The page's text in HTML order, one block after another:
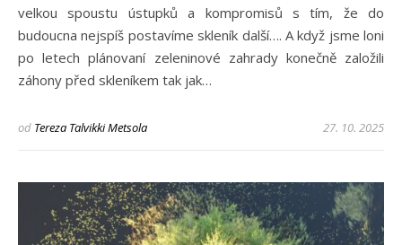
velkou spoustu ústupků a kompromisů s tím, že do
budoucna nejspíš postavíme skleník další…. A když jsme loni
po letech plánovaní zeleninové zahrady konečně založili
záhony před skleníkem tak jak…
od Tereza Talvikki Metsola 27. 10. 2025